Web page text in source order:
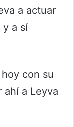
a actuar
y a sí
con su
ahí a Leyva